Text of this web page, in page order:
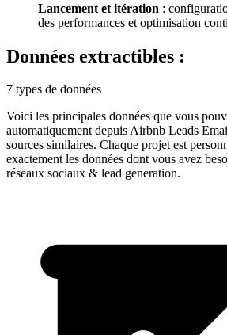
Lancement et itération :
des performances et optimisation
Données extractibles :
7 types de données
Voici les principales données que vous
automatiquement depuisAirbnb Leads
sources similaires. Chaque projet est
exactement les données dont vous avez
réseaux sociaux & lead generation.